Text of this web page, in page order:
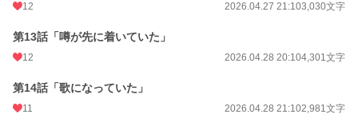
12 2026.04.27 21:103,030文字
第13話「噂が先に着いていた」
12 2026.04.28 20:104,301文字
第14話「歌になっていた」
11 2026.04.28 21:102,981文字